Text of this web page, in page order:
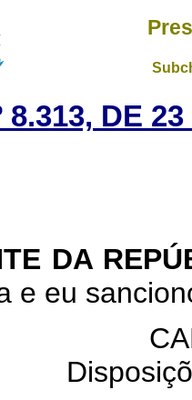
8.313, DE
DA
e eu